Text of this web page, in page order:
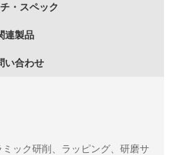
・スペック
連製品
い合わせ
ック研削、ラッピング、研磨サ